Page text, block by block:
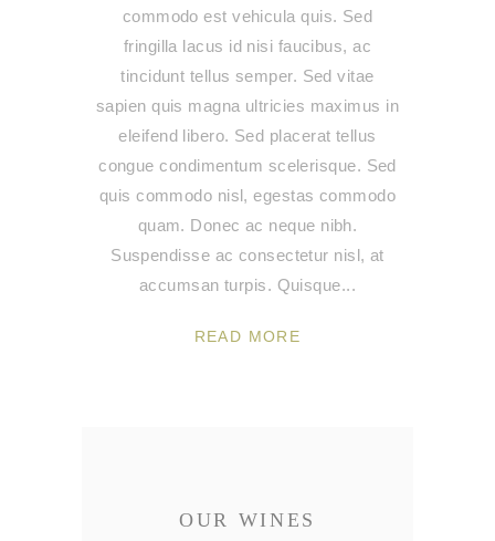
commodo est vehicula quis. Sed
fringilla lacus id nisi faucibus, ac
tincidunt tellus semper. Sed vitae
sapien quis magna ultricies maximus in
eleifend libero. Sed placerat tellus
congue condimentum scelerisque. Sed
quis commodo nisl, egestas commodo
quam. Donec ac neque nibh.
Suspendisse ac consectetur nisl, at
accumsan turpis. Quisque
READ MORE
OUR WINES